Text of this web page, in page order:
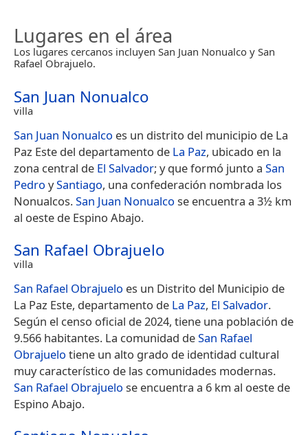
Lugares en el área
Los lugares cercanos incluyen San Juan Nonualco y San
Rafael Obrajuelo.
San Juan Nonualco
villa
San Juan Nonualco es un distrito del municipio de La
Paz Este del departamento de La Paz, ubicado en la
zona central de El Salvador; y que formó junto a San
Pedro ySantiago, una confederación nombrada los
Nonualcos.San Juan Nonualco se encuentra a 3½ km
al oeste de Espino Abajo.
San Rafael Obrajuelo
villa
San Rafael Obrajuelo es un Distrito del Municipio de
La Paz Este, departamento de La Paz, El Salvador.
Según el censo oficial de 2024, tiene una población de
9.566 habitantes.​ La comunidad deSan Rafael
Obrajuelo tiene un alto grado de identidad cultural
muy característico de las comunidades modernas.
San Rafael Obrajuelo se encuentra a 6 km al oeste de
Espino Abajo.